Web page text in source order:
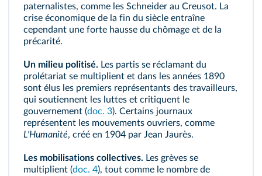
paternalistes, comme les Schneider au Creusot. La
crise économique de la fin du siècle entraîne
cependant une forte hausse du chômage et de la
précarité.
Un milieu politisé. Les partis se réclamant du
prolétariat se multiplient et dans les années 1890
sont élus les premiers représentants des travailleurs,
qui soutiennent les luttes et critiquent le
gouvernement (doc. 3). Certains journaux
représentent les mouvements ouvriers, comme
L'Humanité, créé en 1904 par Jean Jaurès.
Les mobilisations collectives. Les grèves se
multiplient (doc. 4), tout comme le nombre de